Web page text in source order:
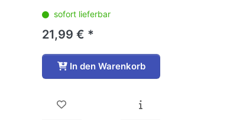
sofort lieferbar
21,99 € *
In den Warenkorb